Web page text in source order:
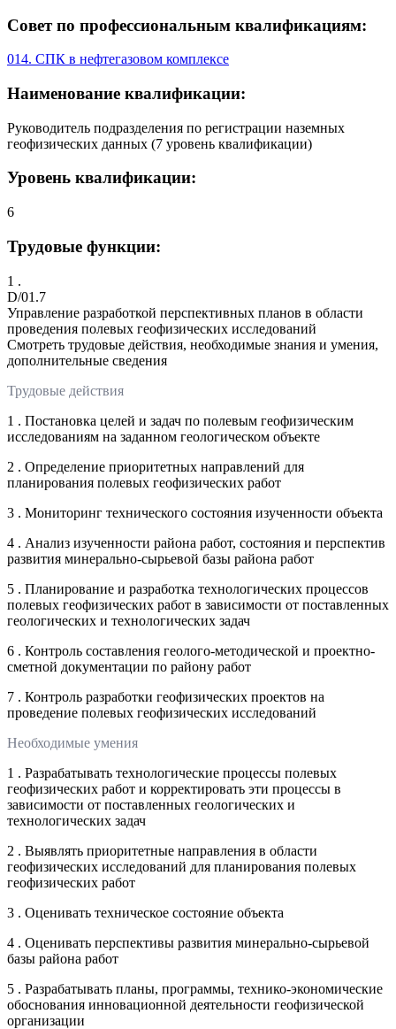
Совет по профессиональным квалификациям:
014. СПК в нефтегазовом комплексе
Наименование квалификации:
Руководитель подразделения по регистрации наземных
геофизических данных (7 уровень квалификации)
Уровень квалификации:
6
Трудовые функции:
1 .
D/01.7
Управление разработкой перспективных планов в области
проведения полевых геофизических исследований
Смотреть трудовые действия, необходимые знания и умения,
дополнительные сведения
Трудовые действия
1 . Постановка целей и задач по полевым геофизическим
исследованиям на заданном геологическом объекте
2 . Определение приоритетных направлений для
планирования полевых геофизических работ
3 . Мониторинг технического состояния изученности объекта
4 . Анализ изученности района работ, состояния и перспектив
развития минерально-сырьевой базы района работ
5 . Планирование и разработка технологических процессов
полевых геофизических работ в зависимости от поставленных
геологических и технологических задач
6 . Контроль составления геолого-методической и проектно-
сметной документации по району работ
7 . Контроль разработки геофизических проектов на
проведение полевых геофизических исследований
Необходимые умения
1 . Разрабатывать технологические процессы полевых
геофизических работ и корректировать эти процессы в
зависимости от поставленных геологических и
технологических задач
2 . Выявлять приоритетные направления в области
геофизических исследований для планирования полевых
геофизических работ
3 . Оценивать техническое состояние объекта
4 . Оценивать перспективы развития минерально-сырьевой
базы района работ
5 . Разрабатывать планы, программы, технико-экономические
обоснования инновационной деятельности геофизической
организации